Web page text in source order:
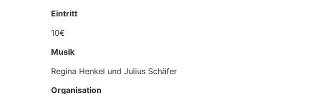
Eintritt
10€
Musik
Regina Henkel und Julius Schäfer
Organisation